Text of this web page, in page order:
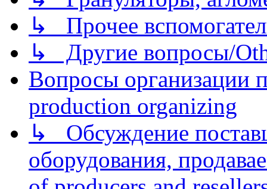
↳ Прочее
↳ Другие вопросы/
Вопросы организации
production organizing
↳ Обсуждение
оборудования,